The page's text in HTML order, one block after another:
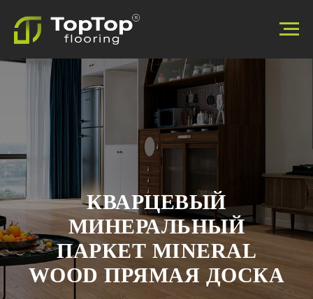
КВАРЦЕВЫЙ
МИНЕРАЛЬНЫЙ
ПАРКЕТ MINERAL
WOOD ПРЯМАЯ ДОСКА